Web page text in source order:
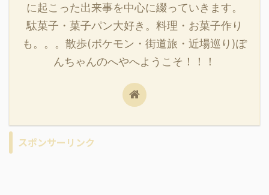
に起こった出来事を中心に綴っていきます。
駄菓子・菓子パン大好き。料理・お菓子作り
も。。。散歩(ポケモン・街道旅・近場巡り)ぽ
んちゃんのへやへようこそ！！！
スポンサーリンク